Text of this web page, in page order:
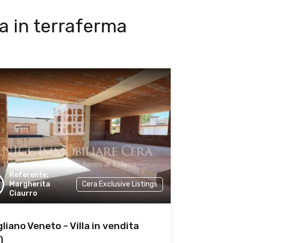
in terraferma
Margherita
Ciaurro
Cera Exclusive Listings
Veneto – Villa in vendita